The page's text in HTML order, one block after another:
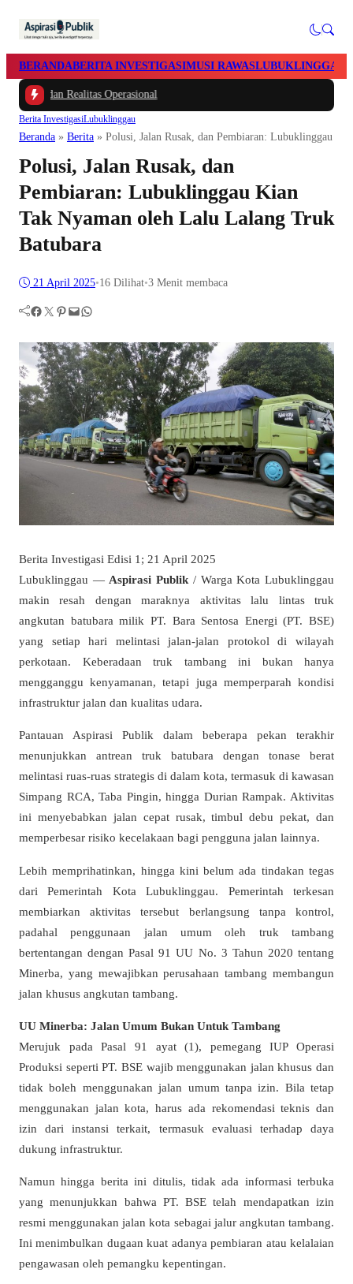
BERANDABERITA INVESTIGASIMUSI RAWASLUBUKLINGGAU
dan Realitas Operasional
Berita InvestigasiLubuklinggau
Beranda » Berita » Polusi, Jalan Rusak, dan Pembiaran: Lubuklinggau
Polusi, Jalan Rusak, dan
Pembiaran: Lubuklinggau Kian
Tak Nyaman oleh Lalu Lalang Truk
Batubara
21 April 2025•16 Dilihat•3 Menit membaca
Facebook Twitter Pinterest Mail WhatsApp
Berita Investigasi Edisi 1; 21 April 2025
Lubuklinggau — Aspirasi Publik / Warga Kota Lubuklinggau
makin resah dengan maraknya aktivitas lalu lintas truk
angkutan batubara milik PT. Bara Sentosa Energi (PT. BSE)
yang setiap hari melintasi jalan-jalan protokol di wilayah
perkotaan. Keberadaan truk tambang ini bukan hanya
mengganggu kenyamanan, tetapi juga memperparah kondisi
infrastruktur jalan dan kualitas udara.
Pantauan Aspirasi Publik dalam beberapa pekan terakhir
menunjukkan antrean truk batubara dengan tonase berat
melintasi ruas-ruas strategis di dalam kota, termasuk di kawasan
Simpang RCA, Taba Pingin, hingga Durian Rampak. Aktivitas
ini menyebabkan jalan cepat rusak, timbul debu pekat, dan
memperbesar risiko kecelakaan bagi pengguna jalan lainnya.
Lebih memprihatinkan, hingga kini belum ada tindakan tegas
dari Pemerintah Kota Lubuklinggau. Pemerintah terkesan
membiarkan aktivitas tersebut berlangsung tanpa kontrol,
padahal penggunaan jalan umum oleh truk tambang
bertentangan dengan Pasal 91 UU No. 3 Tahun 2020 tentang
Minerba, yang mewajibkan perusahaan tambang membangun
jalan khusus angkutan tambang.
UU Minerba: Jalan Umum Bukan Untuk Tambang
Merujuk pada Pasal 91 ayat (1), pemegang IUP Operasi
Produksi seperti PT. BSE wajib menggunakan jalan khusus dan
tidak boleh menggunakan jalan umum tanpa izin. Bila tetap
menggunakan jalan kota, harus ada rekomendasi teknis dan
izin dari instansi terkait, termasuk evaluasi terhadap daya
dukung infrastruktur.
Namun hingga berita ini ditulis, tidak ada informasi terbuka
yang menunjukkan bahwa PT. BSE telah mendapatkan izin
resmi menggunakan jalan kota sebagai jalur angkutan tambang.
Ini menimbulkan dugaan kuat adanya pembiaran atau kelalaian
pengawasan oleh pemangku kepentingan.